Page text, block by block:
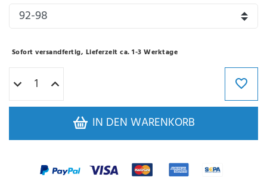
Sofort versandfertig, Lieferzeit ca. 1-3 Werktage
IN DEN WARENKORB